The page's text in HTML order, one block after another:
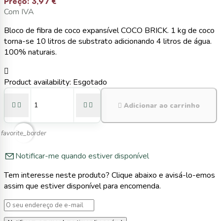
Com IVA
Bloco de fibra de coco expansível COCO BRICK. 1 kg de coco
torna-se 10 litros de substrato adicionando 4 litros de água.
100% naturais.

Product availability: Esgotado
     Adicionar ao carrinho
favorite_border
Notificar-me quando estiver disponível
Tem interesse neste produto? Clique abaixo e avisá-lo-emos
assim que estiver disponível para encomenda.